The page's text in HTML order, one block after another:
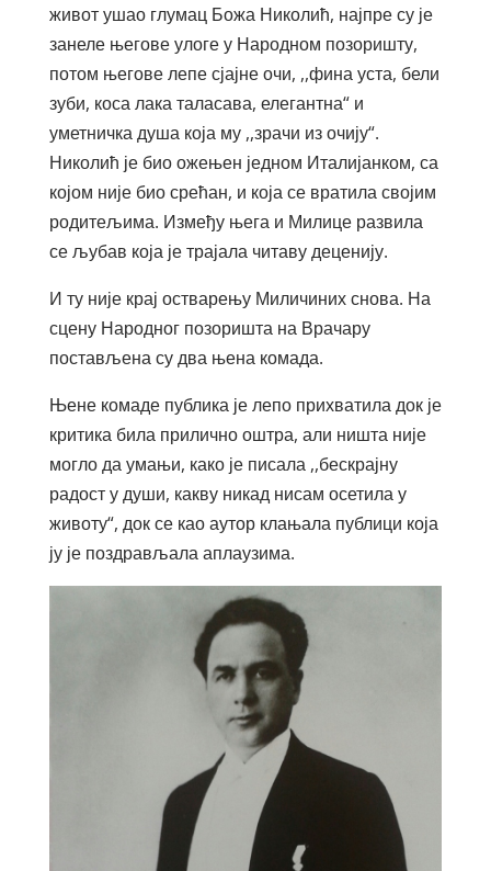
живот ушао глумац Божа Николић, најпре су је
занеле његове улоге у Народном позоришту,
потом његове лепе сјајне очи, ,,фина уста, бели
зуби, коса лака таласава, елегантна“ и
уметничка душа која му ,,зрачи из очију“.
Николић је био ожењен једном Италијанком, са
којом није био срећан, и која се вратила својим
родитељима. Између њега и Милице развила
се љубав која је трајала читаву деценију.
И ту није крај остварењу Миличиних снова. На
сцену Народног позоришта на Врачару
постављена су два њена комада.
Њене комаде публика је лепо прихватила док је
критика била прилично оштра, али ништа није
могло да умањи, како је писала ,,бескрајну
радост у души, какву никад нисам осетила у
животу“, док се као аутор клањала публици која
ју је поздрављала аплаузима.